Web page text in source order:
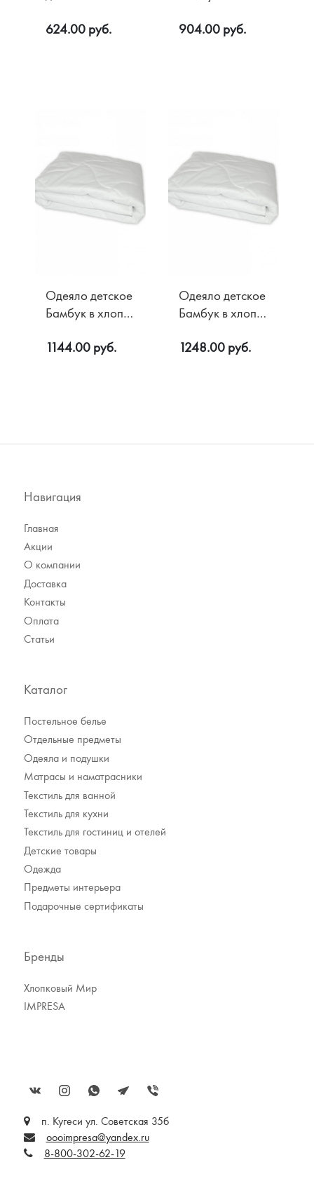
Жаккарде
624.00 руб.
300 гр/м2
904.00 руб.
Одеяло детское
Бамбук в хлопке
110х140
1144.00 руб.
Одеяло детское
Бамбук в хлопке
110х140
1248.00 руб.
Навигация
Главная
Акции
О компании
Доставка
Контакты
Оплата
Статьи
Каталог
Постельное белье
Отдельные предметы
Одеяла и подушки
Матрасы и наматрасники
Текстиль для ванной
Текстиль для кухни
Текстиль для гостиниц и отелей
Детские товары
Одежда
Предметы интерьера
Подарочные сертификаты
Бренды
Хлопковый Мир
IMPRESA
п. Кугеси ул. Советская 35б
oooimpresa@yandex.ru
8-800-302-62-19